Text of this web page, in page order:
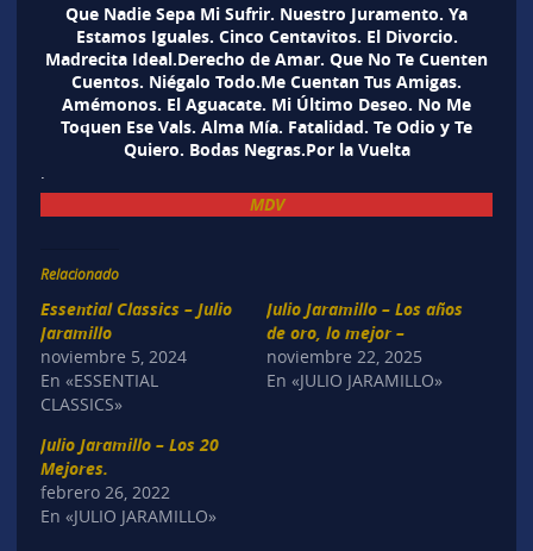
Que Nadie Sepa Mi Sufrir. Nuestro Juramento. Ya
Estamos Iguales. Cinco Centavitos. El Divorcio.
Madrecita Ideal.Derecho de Amar. Que No Te Cuenten
Cuentos. Niégalo Todo.Me Cuentan Tus Amigas.
Amémonos. El Aguacate. Mi Último Deseo. No Me
Toquen Ese Vals. Alma Mía. Fatalidad. Te Odio y Te
Quiero. Bodas Negras.Por la Vuelta
.
MDV
Relacionado
Essential Classics – Julio
Jaramillo
noviembre 5, 2024
En «ESSENTIAL
CLASSICS»
Julio Jaramillo – Los años
de oro, lo mejor –
noviembre 22, 2025
En «JULIO JARAMILLO»
Julio Jaramillo – Los 20
Mejores.
febrero 26, 2022
En «JULIO JARAMILLO»